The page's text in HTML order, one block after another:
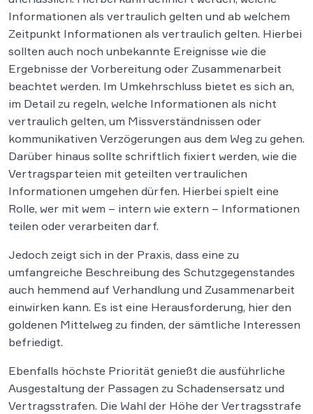
Informationen als vertraulich gelten und ab welchem
Zeitpunkt Informationen als vertraulich gelten. Hierbei
sollten auch noch unbekannte Ereignisse wie die
Ergebnisse der Vorbereitung oder Zusammenarbeit
beachtet werden. Im Umkehrschluss bietet es sich an,
im Detail zu regeln, welche Informationen als nicht
vertraulich gelten, um Missverständnissen oder
kommunikativen Verzögerungen aus dem Weg zu gehen.
Darüber hinaus sollte schriftlich fixiert werden, wie die
Vertragsparteien mit geteilten vertraulichen
Informationen umgehen dürfen. Hierbei spielt eine
Rolle, wer mit wem – intern wie extern – Informationen
teilen oder verarbeiten darf.
Jedoch zeigt sich in der Praxis, dass eine zu
umfangreiche Beschreibung des Schutzgegenstandes
auch hemmend auf Verhandlung und Zusammenarbeit
einwirken kann. Es ist eine Herausforderung, hier den
goldenen Mittelweg zu finden, der sämtliche Interessen
befriedigt.
Ebenfalls höchste Priorität genießt die ausführliche
Ausgestaltung der Passagen zu Schadensersatz und
Vertragsstrafen. Die Wahl der Höhe der Vertragsstrafe